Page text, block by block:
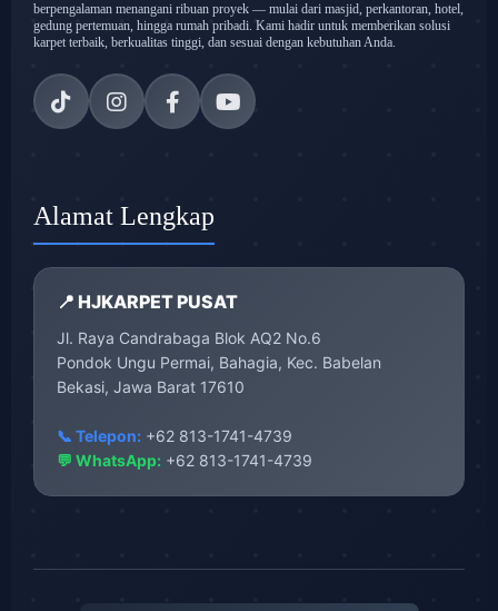
berpengalaman menangani ribuan proyek — mulai dari masjid, perkantoran, hotel,
gedung pertemuan, hingga rumah pribadi. Kami hadir untuk memberikan solusi
karpet terbaik, berkualitas tinggi, dan sesuai dengan kebutuhan Anda.
Alamat Lengkap
📍 HJKARPET PUSAT
Jl. Raya Candrabaga Blok AQ2 No.6
Pondok Ungu Permai, Bahagia, Kec. Babelan
Bekasi, Jawa Barat 17610
📞 Telepon: +62 813-1741-4739
💬 WhatsApp: +62 813-1741-4739